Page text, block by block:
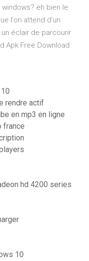
eh bien le
l'on attend d'un
éclair de parcourir
Apk Free Download
rendre actif
en mp3 en ligne
france
hd 4200 series
10